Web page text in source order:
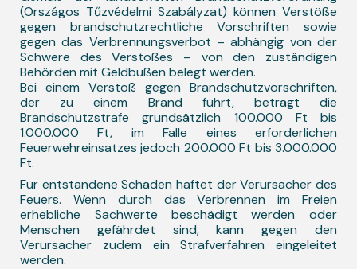
(Országos Tűzvédelmi Szabályzat) können Verstöße
gegen brandschutzrechtliche Vorschriften sowie
gegen das Verbrennungsverbot – abhängig von der
Schwere des Verstoßes – von den zuständigen
Behörden mit Geldbußen belegt werden.
Bei einem Verstoß gegen Brandschutzvorschriften,
der zu einem Brand führt, beträgt die
Brandschutzstrafe grundsätzlich 100.000 Ft bis
1.000.000 Ft, im Falle eines erforderlichen
Feuerwehreinsatzes jedoch 200.000 Ft bis 3.000.000
Ft.
Für entstandene Schäden haftet der Verursacher des
Feuers. Wenn durch das Verbrennen im Freien
erhebliche Sachwerte beschädigt werden oder
Menschen gefährdet sind, kann gegen den
Verursacher zudem ein Strafverfahren eingeleitet
werden.